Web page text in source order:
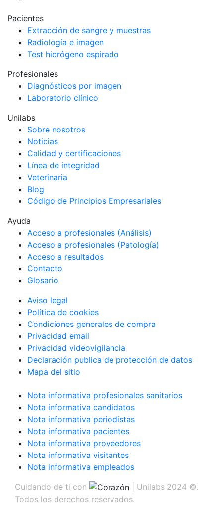
Pacientes
Extracción de sangre y muestras
Radiología e imagen
Test hidrógeno espirado
Profesionales
Diagnósticos por imagen
Laboratorio clínico
Unilabs
Sobre nosotros
Noticias
Calidad y certificaciones
Línea de integridad
Veterinaria
Blog
Código de Principios Empresariales
Ayuda
Acceso a profesionales (Análisis)
Acceso a profesionales (Patología)
Acceso a resultados
Contacto
Glosario
Aviso legal
Política de cookies
Condiciones generales de compra
Privacidad email
Privacidad videovigilancia
Declaración publica de protección de datos
Mapa del sitio
Nota informativa profesionales sanitarios
Nota informativa candidatos
Nota informativa periodistas
Nota informativa pacientes
Nota informativa proveedores
Nota informativa visitantes
Nota informativa empleados
Cuidando de ti con
| Unilabs 2024 ©.
Todos los derechos reservados.